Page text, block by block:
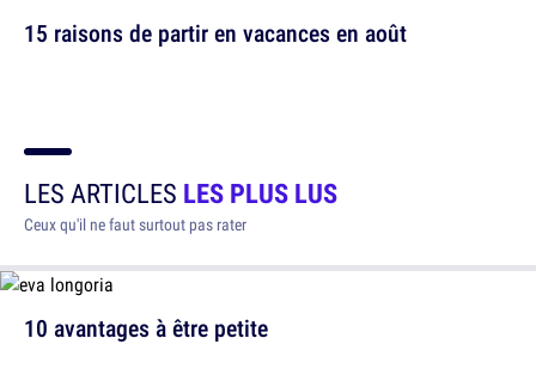
15 raisons de partir en vacances en août
LES ARTICLES LES PLUS LUS
Ceux qu'il ne faut surtout pas rater
10 avantages à être petite